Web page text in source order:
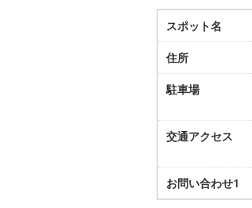
スポット名
住所
駐車場
交通アクセス
お問い合わせ1